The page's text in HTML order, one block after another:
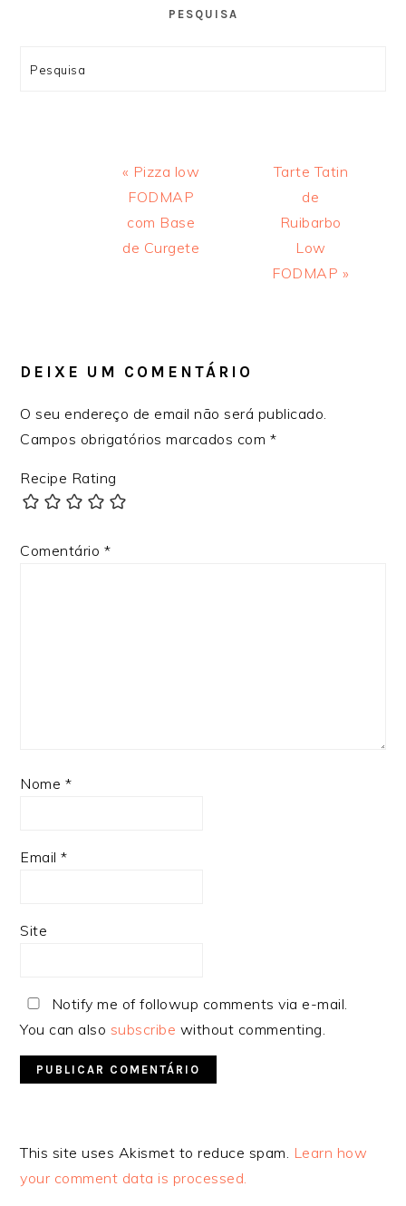
PESQUISA
Search
Previous
Post:
« Pizza low
FODMAP
com Base
de Curgete
Next
Post:
Tarte Tatin
de
Ruibarbo
Low
FODMAP »
LEITOR
DEIXE UM COMENTÁRIO
O seu endereço de email não será publicado.
Campos obrigatórios marcados com *
Recipe Rating
Comentário *
Nome *
Email*
Site
Notify me of followup comments via e-mail.
You can also subscribe without commenting.
This site uses Akismet to reduce spam. Learn how
your comment data is processed.